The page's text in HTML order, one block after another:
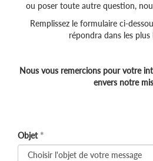
ou poser toute autre question,
Remplissez le formulaire ci-
répondra dans les plus
Nous vous remercions pour votre
envers notre
Objet